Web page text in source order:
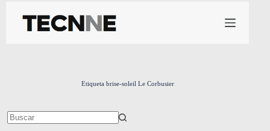
contenido
Etiqueta brise-soleil Le Corbusier